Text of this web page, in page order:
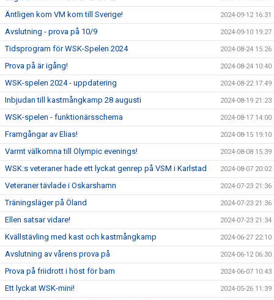
Äntligen kom VM kom till Sverige! 2024-09-12 16:31
Avslutning - prova på 10/9 2024-09-10 19:27
Tidsprogram för WSK-Spelen 2024 2024-08-24 15:26
Prova på är igång! 2024-08-24 10:40
WSK-spelen 2024 - uppdatering 2024-08-22 17:49
Inbjudan till kastmångkamp 28 augusti 2024-08-19 21:23
WSK-spelen - funktionärsschema 2024-08-17 14:00
Framgångar av Elias! 2024-08-15 19:10
Varmt välkomna till Olympic evenings! 2024-08-08 15:39
WSK:s veteraner hade ett lyckat genrep på VSM i Karlstad 2024-08-07 20:02
Veteraner tävlade i Oskarshamn 2024-07-23 21:36
Träningsläger på Öland 2024-07-23 21:36
Ellen satsar vidare! 2024-07-23 21:34
Kvällstävling med kast och kastmångkamp 2024-06-27 22:10
Avslutning av vårens prova på 2024-06-12 06:30
Prova på friidrott i höst för barn 2024-06-07 10:43
Ett lyckat WSK-mini! 2024-05-26 11:39